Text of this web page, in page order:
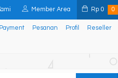
Member Area Rp 0 0
Payment Pesanan Profil Reseller